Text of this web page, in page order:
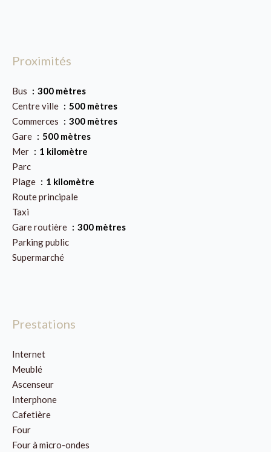
Proximités
Bus
300 mètres
Centre ville
500 mètres
Commerces
300 mètres
Gare
500 mètres
Mer
1 kilomètre
Parc
Plage
1 kilomètre
Route principale
Taxi
Gare routière
300 mètres
Parking public
Supermarché
Prestations
Internet
Meublé
Ascenseur
Interphone
Cafetière
Four
Four à micro-ondes